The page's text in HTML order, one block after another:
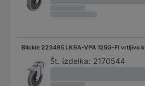
Št. izdelka: 2170544